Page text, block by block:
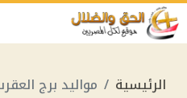
الرئيسية مواليد برج